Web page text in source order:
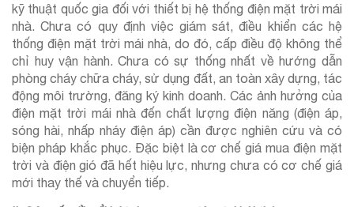
kỹ thuật quốc gia đối với thiết bị hệ thống điện mặt trời mái
nhà. Chưa có quy định việc giám sát, điều khiển các hệ
thống điện mặt trời mái nhà, do đó, cấp điều độ không thể
chỉ huy vận hành. Chưa có sự thống nhất về hướng dẫn
phòng cháy chữa cháy, sử dụng đất, an toàn xây dựng, tác
động môi trường, đăng ký kinh doanh. Các ảnh hưởng của
điện mặt trời mái nhà đến chất lượng điện năng (điện áp,
sóng hài, nhấp nháy điện áp) cần được nghiên cứu và có
biện pháp khắc phục. Đặc biệt là cơ chế giá mua điện mặt
trời và điện gió đã hết hiệu lực, nhưng chưa có cơ chế giá
mới thay thế và chuyển tiếp.